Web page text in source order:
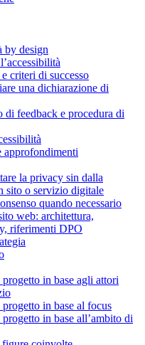
by design
criteri di successo
una dichiarazione di
di feedback e procedura di
approfondimenti
la privacy sin dalla
sito o servizio digitale
quando necessario
web: architettura,
riferimenti DPO
in base agli attori
in base al focus
in base all’ambito di